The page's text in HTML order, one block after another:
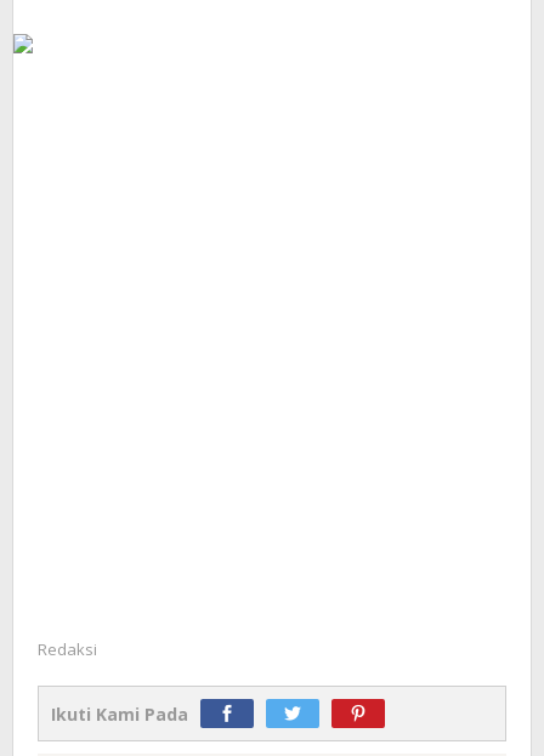
Redaksi
Ikuti Kami Pada